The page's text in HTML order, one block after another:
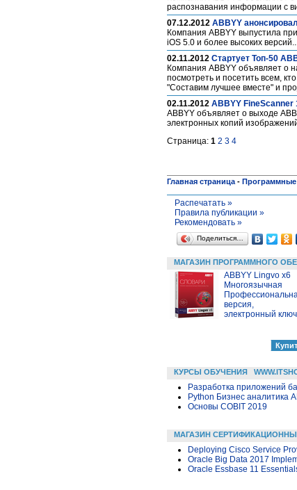
распознавания информации с
07.12.2012 ABBYY
Компания ABBYY выпустила
iOS 5.0 и более высоких
02.11.2012 Стартует Топ-50
Компания ABBYY объявляет о
посмотреть и посетить всем,
"Составим лучшее вместе" и
02.11.2012 ABBYY
ABBYY объявляет о выходе
электронных копий
Страница: 1 2 3 4
Главная страница -
Распечатать »
Правила публикации »
Рекомендовать »
Поделиться…
МАГАЗИН ПРОГРАММНОГО
ABBYY Lingvo x6
Многоязычная
версия,
электронный ключ
КУРСЫ ОБУЧЕНИЯ
Разработка приложений
Python Бизнес аналитика AI
Основы COBIT 2019
МАГАЗИН
Deploying Cisco Service
Oracle Big Data 2017
Oracle Essbase 11